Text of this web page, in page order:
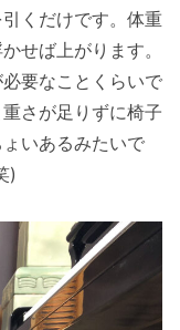
くだけです。体重
せば上がります。
要なことくらいで
さが足りずに椅子
いあるみたいで
)